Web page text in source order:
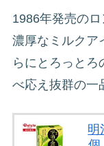
1986年発売のロ
濃厚なミルクア
らにとろっとろ
べ応え抜群の一
明